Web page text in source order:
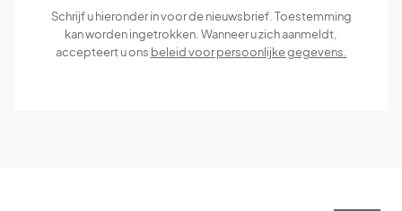
Schrijf u hieronder in voor de nieuwsbrief. Toestemming
kan worden ingetrokken. Wanneer u zich aanmeldt,
accepteert u ons beleid voor persoonlijke gegevens.